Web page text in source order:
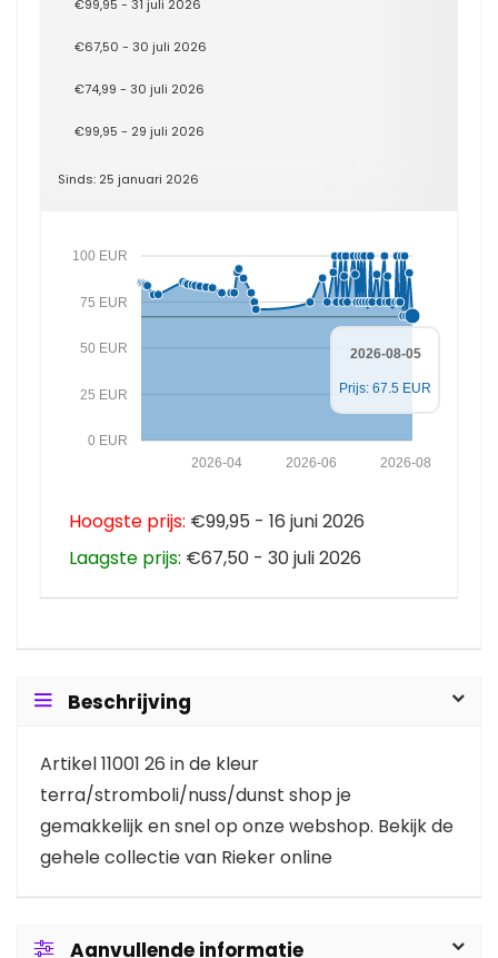
€99,95 - 31 juli 2026
€67,50 - 30 juli 2026
€74,99 - 30 juli 2026
€99,95 - 29 juli 2026
Sinds: 25 januari 2026
0 EUR
25 EUR
50 EUR
75 EUR
100 EUR
2026-08
2026-06
2026-04
2026-08-05
Prijs: 67.5 EUR
Hoogste prijs: €99,95 - 16 juni 2026
Laagste prijs: €67,50 - 30 juli 2026
Beschrijving
Artikel 11001 26 in de kleur
terra/stromboli/nuss/dunst shop je
gemakkelijk en snel op onze webshop. Bekijk de
gehele collectie van Rieker online
Aanvullende informatie